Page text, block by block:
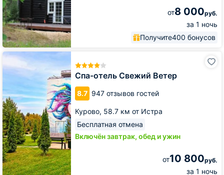
от8 000руб.
за 1 ночь
Получите400 бонусов
Спа-отель Свежий Ветер
8.7 947 отзывов гостей
Курово, 58.7 км от Истра
Бесплатная отмена
Включён завтрак, обед и ужин
от10 800руб.
за 1 ночь
Спа-
отель
Свежий